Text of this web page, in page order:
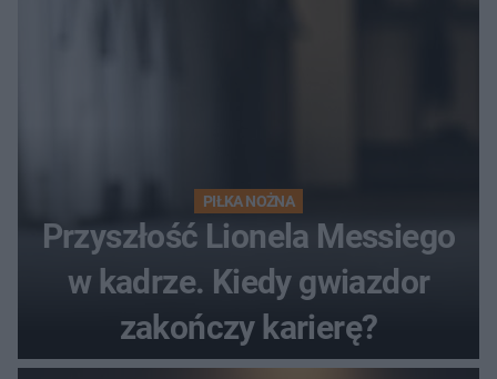
PIŁKA NOŻNA
Przyszłość Lionela Messiego
w kadrze. Kiedy gwiazdor
zakończy karierę?